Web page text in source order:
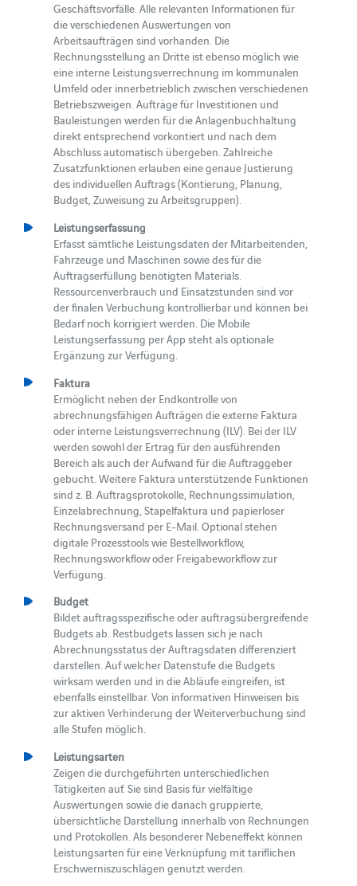
Geschäftsvorfälle. Alle relevanten Informationen für
die verschiedenen Auswertungen von
Arbeitsaufträgen sind vorhanden. Die
Rechnungsstellung an Dritte ist ebenso möglich wie
eine interne Leistungsverrechnung im kommunalen
Umfeld oder innerbetrieblich zwischen verschiedenen
Betriebszweigen. Aufträge für Investitionen und
Bauleistungen werden für die Anlagenbuchhaltung
direkt entsprechend vorkontiert und nach dem
Abschluss automatisch übergeben. Zahlreiche
Zusatzfunktionen erlauben eine genaue Justierung
des individuellen Auftrags (Kontierung, Planung,
Budget, Zuweisung zu Arbeitsgruppen).
Leistungserfassung
Erfasst sämtliche Leistungsdaten der Mitarbeitenden,
Fahrzeuge und Maschinen sowie des für die
Auftragserfüllung benötigten Materials.
Ressourcenverbrauch und Einsatzstunden sind vor
der finalen Verbuchung kontrollierbar und können bei
Bedarf noch korrigiert werden. Die Mobile
Leistungserfassung per App steht als optionale
Ergänzung zur Verfügung.
Faktura
Ermöglicht neben der Endkontrolle von
abrechnungsfähigen Aufträgen die externe Faktura
oder interne Leistungsverrechnung (ILV). Bei der ILV
werden sowohl der Ertrag für den ausführenden
Bereich als auch der Aufwand für die Auftraggeber
gebucht. Weitere Faktura unterstützende Funktionen
sind z. B. Auftragsprotokolle, Rechnungssimulation,
Einzelabrechnung, Stapelfaktura und papierloser
Rechnungsversand per E-Mail. Optional stehen
digitale Prozesstools wie Bestellworkflow,
Rechnungsworkflow oder Freigabeworkflow zur
Verfügung.
Budget
Bildet auftragsspezifische oder auftragsübergreifende
Budgets ab. Restbudgets lassen sich je nach
Abrechnungsstatus der Auftragsdaten differenziert
darstellen. Auf welcher Datenstufe die Budgets
wirksam werden und in die Abläufe eingreifen, ist
ebenfalls einstellbar. Von informativen Hinweisen bis
zur aktiven Verhinderung der Weiterverbuchung sind
alle Stufen möglich.
Leistungsarten
Zeigen die durchgeführten unterschiedlichen
Tätigkeiten auf. Sie sind Basis für vielfältige
Auswertungen sowie die danach gruppierte,
übersichtliche Darstellung innerhalb von Rechnungen
und Protokollen. Als besonderer Nebeneffekt können
Leistungsarten für eine Verknüpfung mit tariflichen
Erschwerniszuschlägen genutzt werden.